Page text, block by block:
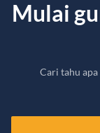
Mulai
Cari tahu